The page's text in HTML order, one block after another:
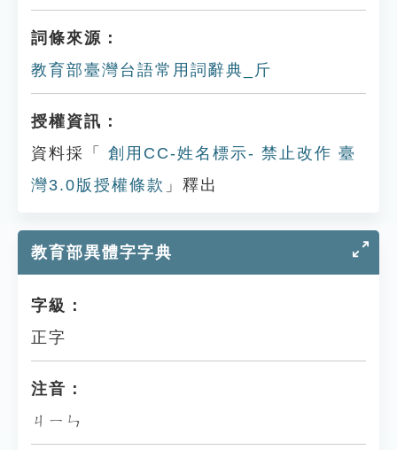
詞條來源：
教育部臺灣台語常用詞辭典_斤
授權資訊：
資料採「
創用CC-姓名標示- 禁止改作 臺
灣3.0版授權條款 」釋出
教育部異體字字典
字級：
正字
注音：
ㄐㄧㄣ